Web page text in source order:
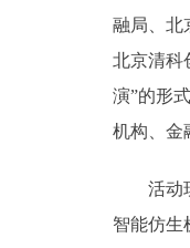
融局、北
北京清科
演”的形
机构、金
活动现
智能仿生